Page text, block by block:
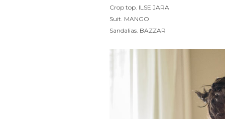
Crop top. ILSE JARA
Suit. MANGO
Sandalias. BAZZAR